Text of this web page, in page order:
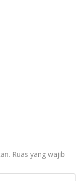
Ruas yang wajib